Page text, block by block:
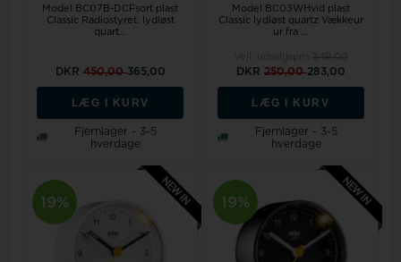
Model BC07B-DCFsort plast
Classic Radiostyret, lydløst
quart...
DKR 450,00365,00
LÆG I KURV
Fjernlager - 3-5
hverdage
Model BC03WHvid plast
Classic lydløst quartz Vækkeur
ur fra ...
DKR 250,00283,00
LÆG I KURV
Fjernlager - 3-5
hverdage
19% 19%